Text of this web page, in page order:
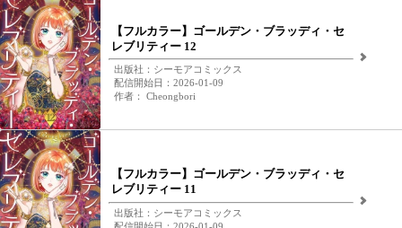
【フルカラー】ゴールデン・ブラッディ・セ
レブリティー 12
出版社：シーモアコミックス
配信開始日：2026-01-09
作者： Cheongbori
【フルカラー】ゴールデン・ブラッディ・セ
レブリティー 11
出版社：シーモアコミックス
配信開始日：2026-01-09